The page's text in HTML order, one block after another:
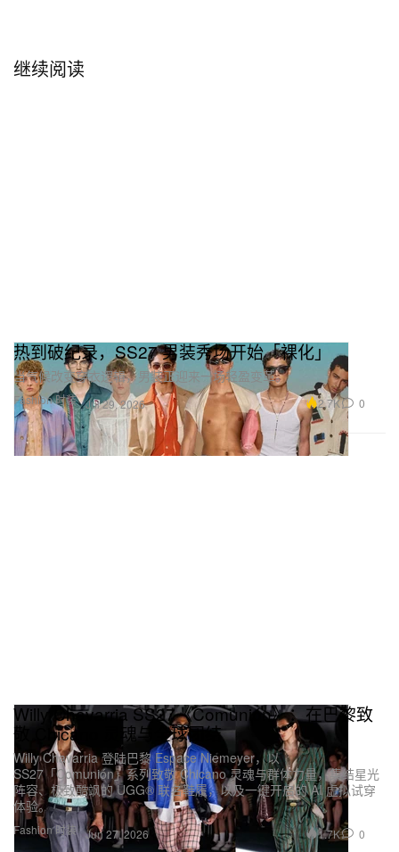
继续阅读
Fashion 时装
热到破纪录，SS27 男装秀场开始「裸化」
当气候改变穿衣逻辑，男装正迎来一场轻盈变革。
Jul 29, 2026 2.7K 0
Fashion 时装
Willy Chavarria SS27《Comunión》：在巴黎致
敬 Chicano 灵魂与全球团结
Willy Chavarria 登陆巴黎 Espace Niemeyer，以
SS27「Comunión」系列致敬 Chicano 灵魂与群体力量，集结星光
阵容、极致酷飒的 UGG® 联名鞋履，以及一键开启的 AI 虚拟试穿
体验。
Jun 27, 2026 1.7K 0